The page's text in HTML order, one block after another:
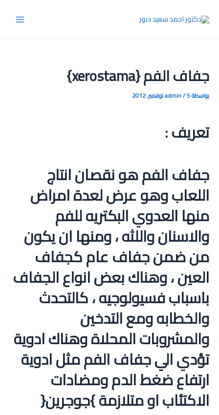
Main
جفاف الفم {xerostama}
بواسطة admin/5 نوفمبر, 2012
تعريف :
جفاف الفم هو نقصان انتاج
اللعاب وهو عرض لعدة امراض
منها العدوي البكتريه للفم
والاسنان واللثه ، ومنها ان يكون
من ضمن جفاف عام كجفاف
العين ، وهناك بعض انواع الجفاف
باسباب فسيولوجيه ، كالتحدث
والخطابه ومع التدخين
والمشروبات المحلاة وهناك ادوية
تؤدي الي جفاف الفم مثل ادوية
ارتفاع ضغط الدم ومضادات
الاكتئاب او متلازمة }جوجرين{